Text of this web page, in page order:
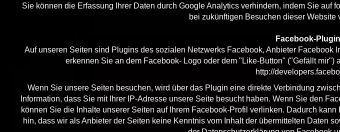
Sie können die Erfassung Ihrer Daten durch Google Analytics verhindern, indem Sie
bei zukünftigen Besuchen dieser Website
Facebook-
Auf unseren Seiten sind Plugins des sozialen Netzwerks Facebook, Anbieter
erkennen Sie an dem Facebook- Logo oder dem "Like-Button" ("Gefällt
http://
Wenn Sie unsere Seiten besuchen, wird über das Plugin eine direkte Verbindung
Information, dass Sie mit Ihrer IP-Adresse unsere Seite besucht haben. Wenn Sie den
können Sie die Inhalte unserer Seiten auf Ihrem Facebook-Profil verlinken. Dadurch
hin, dass wir als Anbieter der Seiten keine Kenntnis vom Inhalt der übermittelten Daten